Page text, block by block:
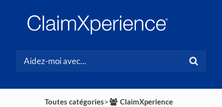
Toutes catégories​>​
​ClaimXperience